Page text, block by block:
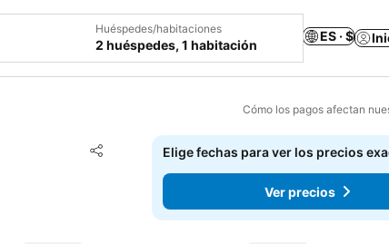
Huéspedes/habitaciones
2 huéspedes, 1 habitación
ES · $
Cómo los pagos afectan
Compartir
Agregar a favoritos
Elige fechas para ver los precios
Ver precios